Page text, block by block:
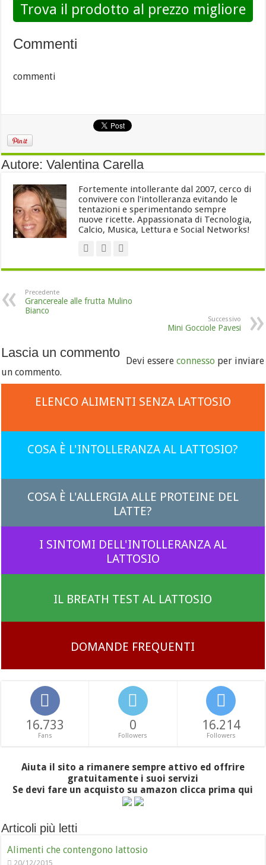
Trova il prodotto al prezzo migliore
Commenti
commenti
Autore: Valentina Carella
Fortemente intollerante dal 2007, cerco di
convivere con l'intolleranza evitando le
tentazioni e sperimentando sempre
nuove ricette. Appassionata di Tecnologia,
Calcio, Musica, Lettura e Social Networks!
Precedente
Grancereale alle frutta Mulino
Bianco
Successivo
Mini Gocciole Pavesi
Lascia un commento
Devi essereconnesso per inviare
un commento.
ELENCO ALIMENTI SENZA LATTOSIO
COSA È L'INTOLLERANZA AL LATTOSIO?
COSA È L'ALLERGIA ALLE PROTEINE DEL
LATTE?
I SINTOMI DELL'INTOLLERANZA AL
LATTOSIO
IL BREATH TEST AL LATTOSIO
DOMANDE FREQUENTI
16.733
Fans
0
Followers
16.214
Followers
Aiuta il sito a rimanere sempre attivo ed offrire
gratuitamente i suoi servizi
Se devi fare un acquisto su amazon clicca prima qui
Articoli più letti
Alimenti che contengono lattosio
20/12/2015